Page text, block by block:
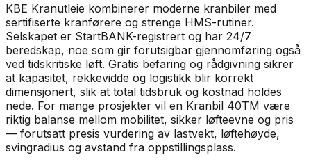
KBE Kranutleie kombinerer moderne kranbiler med
sertifiserte kranførere og strenge HMS-rutiner.
Selskapet er StartBANK-registrert og har 24/7
beredskap, noe som gir forutsigbar gjennomføring også
ved tidskritiske løft. Gratis befaring og rådgivning sikrer
at kapasitet, rekkevidde og logistikk blir korrekt
dimensjonert, slik at total tidsbruk og kostnad holdes
nede. For mange prosjekter vil en Kranbil 40TM være
riktig balanse mellom mobilitet, sikker løfteevne og pris
— forutsatt presis vurdering av lastvekt, løftehøyde,
svingradius og avstand fra oppstillingsplass.